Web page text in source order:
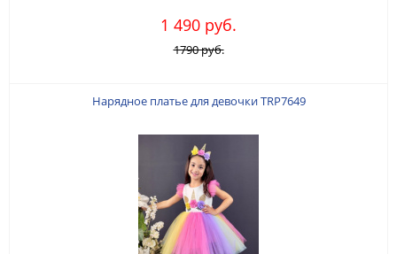
1 490 руб.
1790 руб.
Нарядное платье для девочки TRP7649